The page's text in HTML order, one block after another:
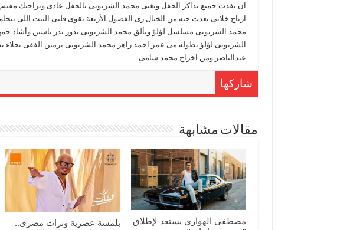
ان نفذت جميع تذاكر الحفل ويغنى محمد الشرنوبى بالحفل عادى وبراحتك
ارتاح خلانى بعدت حته من الخيال زى الفصول الأربعة بقوى قلبى البنت اللى
محمد الشرنوبى مسلسل لؤلؤ وتألق محمد الشرنوبى بدور بدر ياسين وأشاد
الشرنوبى لؤلؤ بطوله مى عمر احمد زاهر محمد الشرنوبى نرمين الفقى نجلاء
عبدالناصر ومن اخراج محمد سامى
شاركها
مقالات مشابهة
مصطفى الهواري يستعد لإطلاق
بلمسة عصرية وتراث مصري..